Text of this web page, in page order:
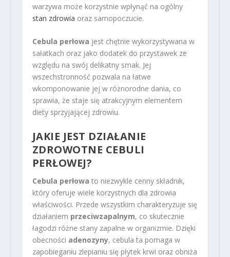
warzywa może korzystnie wpłynąć na ogólny
stan zdrowia oraz samopoczucie.
Cebula perłowa jest chętnie wykorzystywana w
sałatkach oraz jako dodatek do przystawek ze
względu na swój delikatny smak. Jej
wszechstronność pozwala na łatwe
wkomponowanie jej w różnorodne dania, co
sprawia, że staje się atrakcyjnym elementem
diety sprzyjającej zdrowiu.
JAKIE JEST DZIAŁANIE
ZDROWOTNE CEBULI
PERŁOWEJ?
Cebula perłowa to niezwykle cenny składnik,
który oferuje wiele korzystnych dla zdrowia
właściwości. Przede wszystkim charakteryzuje się
działaniem przeciwzapalnym, co skutecznie
łagodzi różne stany zapalne w organizmie. Dzięki
obecności adenozyny, cebula ta pomaga w
zapobieganiu zlepianiu się płytek krwi oraz obniża